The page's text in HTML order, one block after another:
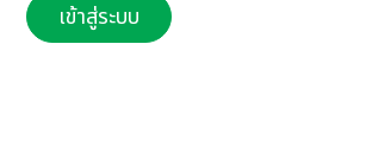
เข้าสู่ระบบ